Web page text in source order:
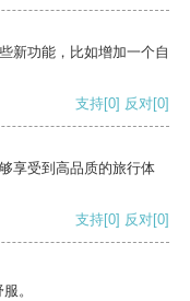
新功能，比如增加一个自
支持[0] 反对[0]
享受到高品质的旅行体
支持[0] 反对[0]
。